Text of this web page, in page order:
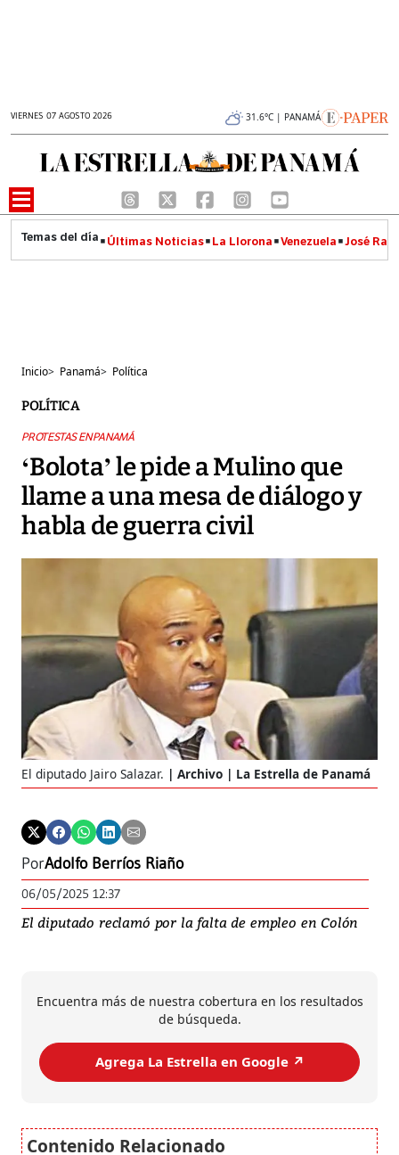
VIERNES 07 AGOSTO 2026 31.6°C | PANAMÁ
Últimas Noticias La Llorona Venezuela José
Inicio> Panamá> Política
POLÍTICA
PROTESTAS EN PANAMÁ
‘Bolota’ le pide a Mulino que
llame a una mesa de diálogo y
habla de guerra civil
El diputado Jairo Salazar. Archivo | La Estrella de Panamá
PorAdolfo Berríos Riaño
06/05/2025 12:37
El diputado reclamó por la falta de empleo en Colón
Encuentra más de nuestra cobertura en los resultados
de búsqueda.
Agrega La Estrella en Google ↗️